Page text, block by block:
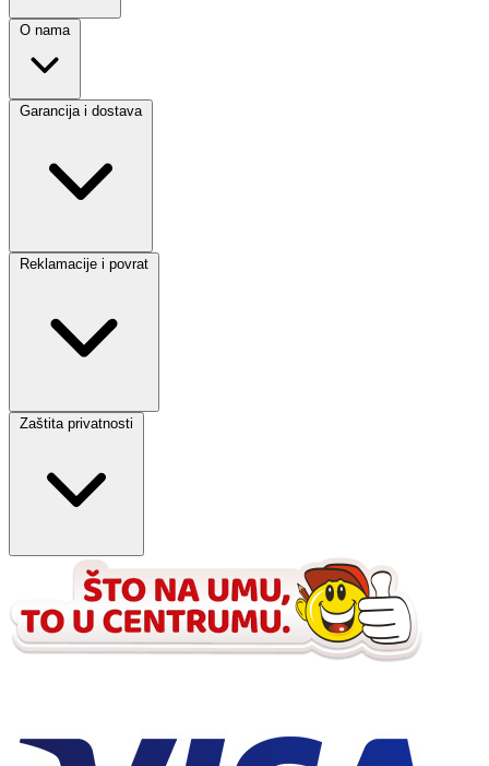
O nama
Garancija i dostava
Reklamacije i povrat
Zaštita privatnosti